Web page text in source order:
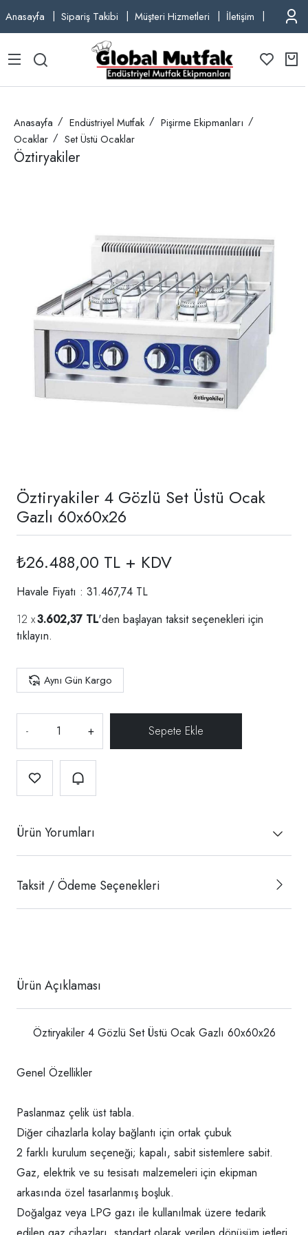
Anasayfa Sipariş Takibi Müşteri Hizmetleri İletişim TEL:
Anasayfa Endüstriyel Mutfak
Pişirme Ekipmanları
Ocaklar
Set Üstü Ocaklar
Öztiryakiler
Öztiryakiler 4 Gözlü Set Üstü Ocak
Gazlı 60x60x26
₺26.488,00 TL + KDV
Havale Fiyatı : 31.467,74 TL
3.602,37 TL'den başlayan taksit seçenekleri için
tıklayın.
Aynı Gün Kargo
- +
Ürün Yorumları
Taksit / Ödeme Seçenekleri
Ürün Açıklaması
Öztiryakiler 4 Gözlü Set Üstü Ocak Gazlı 60x60x26
Genel Özellikler
Paslanmaz çelik üst tabla.
Diğer cihazlarla kolay bağlantı için ortak çubuk
2 farklı kurulum seçeneği; kapalı, sabit sistemlere sabit.
Gaz, elektrik ve su tesisatı malzemeleri için ekipman
arkasında özel tasarlanmış boşluk.
Doğalgaz veya LPG gazı ile kullanılmak üzere tedarik